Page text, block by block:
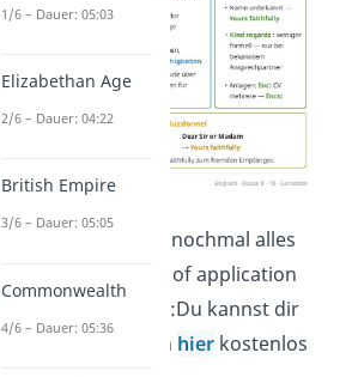
Hier haben wir dir nochmal alles
zum Thema Letter of application
zusammengefasst:Du kannst dir
die Übersicht auch hier kostenlos
1/6 – Dauer: 05:03
Elizabethan Age
2/6 – Dauer: 04:22
British Empire
3/6 – Dauer: 05:05
Commonwealth
4/6 – Dauer: 05:36